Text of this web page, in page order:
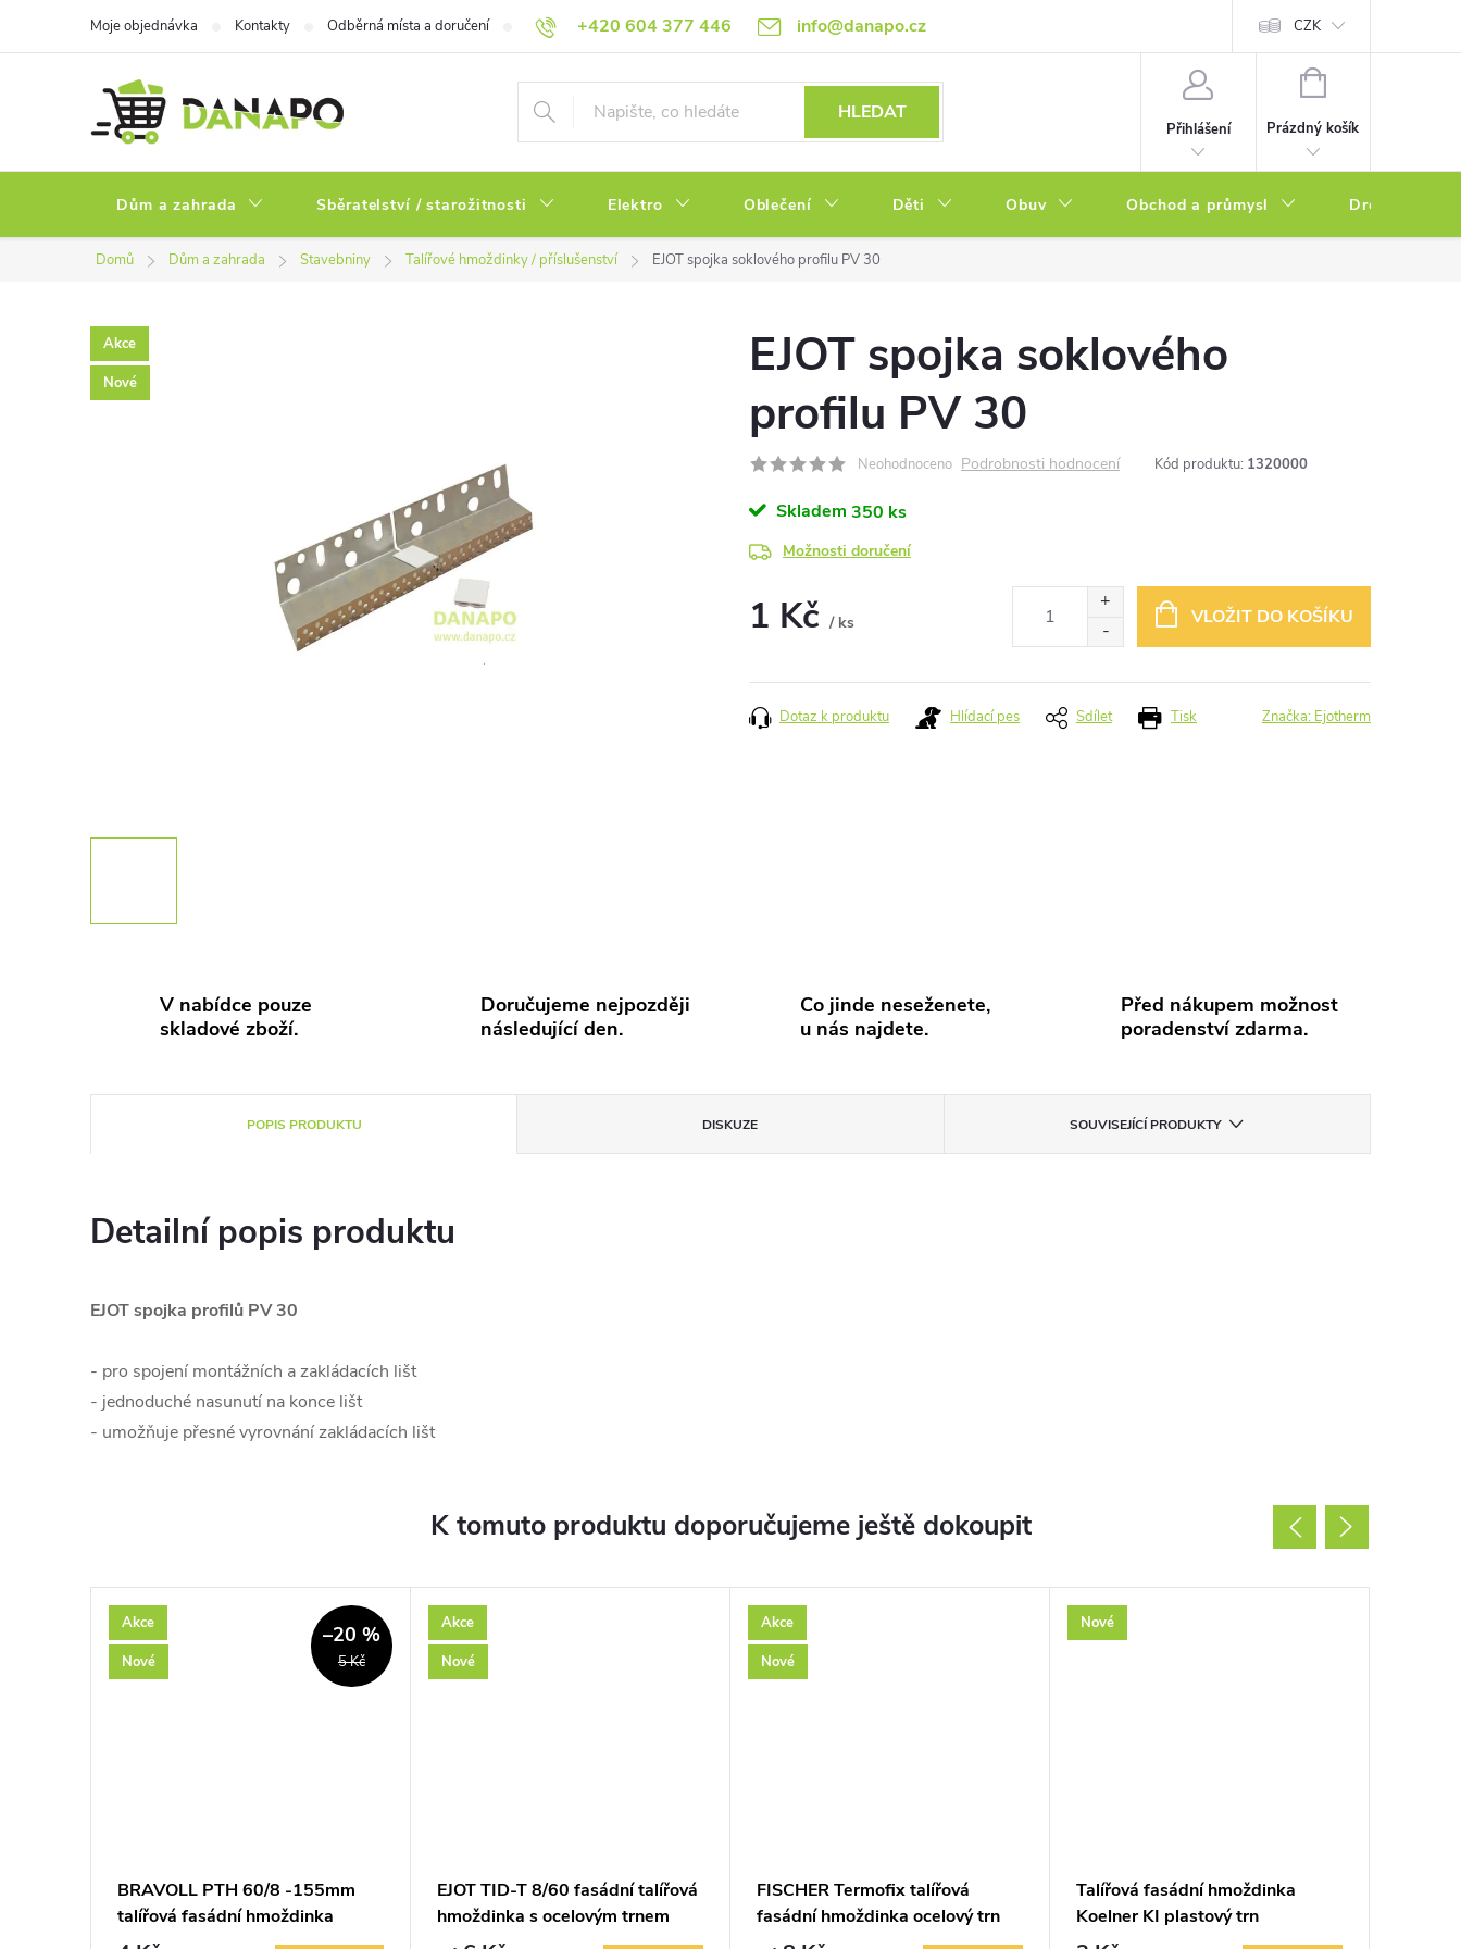
+420 604 377 446 info@danapo.cz
Moje objednávka Kontakty Odběrná místa a doručení Hodnocení obchodu Obchodní podmínky Reklamace a výměna zboží Podmínky ochrany osobních údajů Soubory cookies
CZK
HLEDAT
Přihlášení
NÁKUPNÍ
Prázdný košík
Dům a zahrada Sběratelství / starožitnosti Elektro Oblečení Děti Obuv Obchod a průmysl Drogerie
Domů Dům a zahrada Stavebniny Talířové hmoždinky / příslušenství EJOT spojka soklového profilu PV 30
Akce
Nové
EJOT spojka soklového
profilu PV 30
Neohodnoceno Podrobnosti hodnocení Kód produktu: 1320000
Skladem 350 ks
Možnosti doručení
1 Kč / ks
VLOŽIT DO KOŠÍKU
Tisk
Dotaz k produktu Hlídací pes Sdílet Značka: Ejotherm
V nabídce pouze
skladové zboží.
Doručujeme nejpozději
následující den.
Co jinde neseženete,
u nás najdete.
Před nákupem možnost
poradenství zdarma.
POPIS PRODUKTU DISKUZE SOUVISEJÍCÍ PRODUKTY
Detailní popis produktu
EJOT spojka profilů PV 30
- pro spojení montážních a zakládacích lišt
- jednoduché nasunutí na konce lišt
- umožňuje přesné vyrovnání zakládacích lišt
K tomuto produktu doporučujeme ještě dokoupit
Akce
Nové
5 Kč
–20 %
BRAVOLL PTH 60/8 -155mm
talířová fasádní hmoždinka
plastový trn
Akce
Nové
EJOT TID-T 8/60 fasádní talířová
hmoždinka s ocelovým trnem
Akce
Nové
FISCHER Termofix talířová
fasádní hmoždinka ocelový trn
Nové
Talířová fasádní hmoždinka
Koelner KI plastový trn